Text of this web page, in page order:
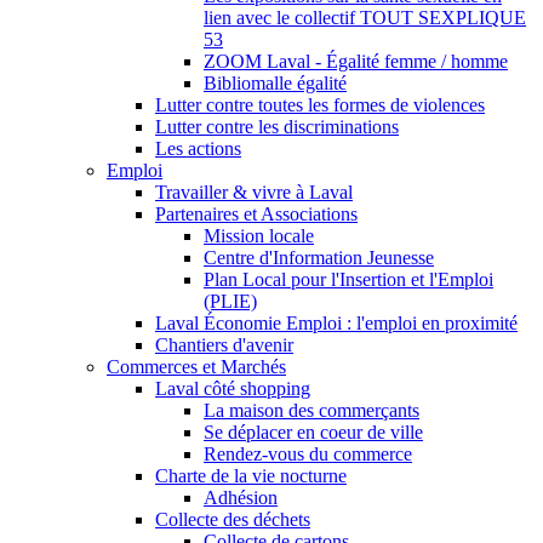
lien avec le collectif TOUT SEXPLIQUE
53
ZOOM Laval - Égalité femme / homme
Bibliomalle égalité
Lutter contre toutes les formes de violences
Lutter contre les discriminations
Les actions
Emploi
Travailler & vivre à Laval
Partenaires et Associations
Mission locale
Centre d'Information Jeunesse
Plan Local pour l'Insertion et l'Emploi
(PLIE)
Laval Économie Emploi : l'emploi en proximité
Chantiers d'avenir
Commerces et Marchés
Laval côté shopping
La maison des commerçants
Se déplacer en coeur de ville
Rendez-vous du commerce
Charte de la vie nocturne
Adhésion
Collecte des déchets